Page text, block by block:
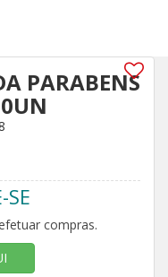
PARABENS
SE
compras.